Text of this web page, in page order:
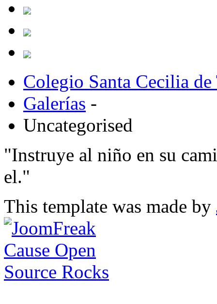
Colegio Santa Cecilia
Galerías -
Uncategorised
"Instruye al niño en su
el."
This template was made by